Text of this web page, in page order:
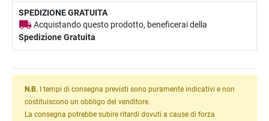
SPEDIZIONE GRATUITA
Acquistando questo prodotto, beneficerai della
Spedizione Gratuita
N.B. I tempi di consegna previsti sono puramente indicativi e non
costituiscono un obbligo del venditore.
La consegna potrebbe subire ritardi dovuti a cause di forza